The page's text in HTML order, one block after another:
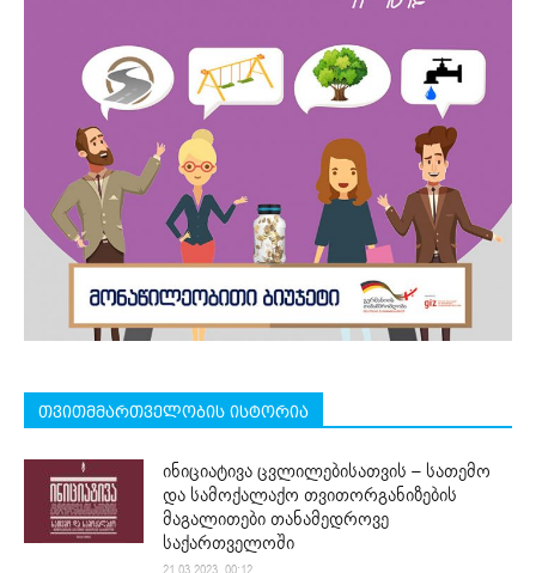
თვითმმართველობის ისტორია
ინიციატივა ცვლილებისათვის – სათემო
და სამოქალაქო თვითორგანიზების
მაგალითები თანამედროვე
საქართველოში